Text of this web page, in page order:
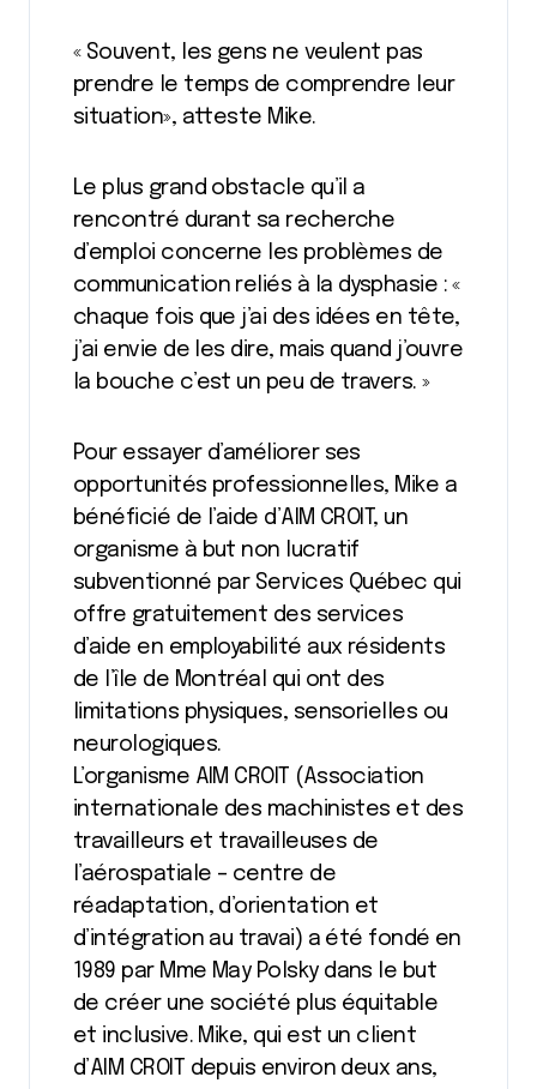
« Souvent, les gens ne veulent pas
prendre le temps de comprendre leur
situation», atteste Mike.
Le plus grand obstacle qu’il a
rencontré durant sa recherche
d’emploi concerne les problèmes de
communication reliés à la dysphasie : «
chaque fois que j’ai des idées en tête,
j’ai envie de les dire, mais quand j’ouvre
la bouche c’est un peu de travers. »
Pour essayer d’améliorer ses
opportunités professionnelles, Mike a
bénéficié de l’aide d’AIM CROIT, un
organisme à but non lucratif
subventionné par Services Québec qui
offre gratuitement des services
d’aide en employabilité aux résidents
de l’île de Montréal qui ont des
limitations physiques, sensorielles ou
neurologiques.
L’organisme AIM CROIT (Association
internationale des machinistes et des
travailleurs et travailleuses de
l’aérospatiale – centre de
réadaptation, d’orientation et
d’intégration au travai) a été fondé en
1989 par Mme May Polsky dans le but
de créer une société plus équitable
et inclusive. Mike, qui est un client
d’AIM CROIT depuis environ deux ans,